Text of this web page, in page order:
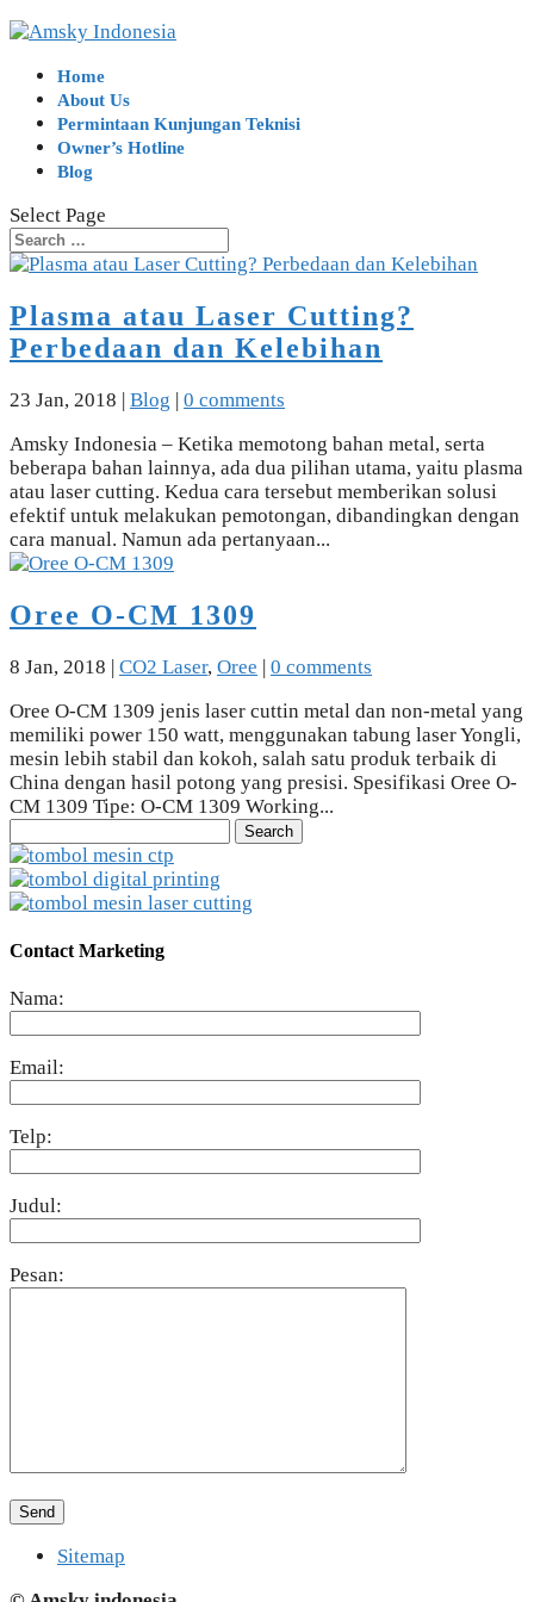
Home
About Us
Permintaan Kunjungan Teknisi
Owner’s Hotline
Blog
Select Page
Plasma atau Laser Cutting?
Perbedaan dan Kelebihan
23 Jan, 2018 | Blog | 0 comments
Amsky Indonesia – Ketika memotong bahan metal, serta
beberapa bahan lainnya, ada dua pilihan utama, yaitu plasma
atau laser cutting. Kedua cara tersebut memberikan solusi
efektif untuk melakukan pemotongan, dibandingkan dengan
cara manual. Namun ada pertanyaan...
Oree O-CM 1309
8 Jan, 2018 | CO2 Laser, Oree | 0 comments
Oree O-CM 1309 jenis laser cuttin metal dan non-metal yang
memiliki power 150 watt, menggunakan tabung laser Yongli,
mesin lebih stabil dan kokoh, salah satu produk terbaik di
China dengan hasil potong yang presisi. Spesifikasi Oree O-
CM 1309 Tipe: O-CM 1309 Working...
for:
Contact Marketing
Nama:
Email:
Telp:
Judul:
Pesan:
Sitemap